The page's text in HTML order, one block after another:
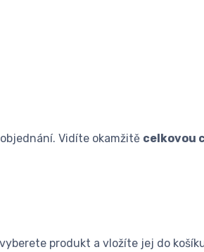
Vidíte okamžitě celkovou
produkt a vložíte jej do